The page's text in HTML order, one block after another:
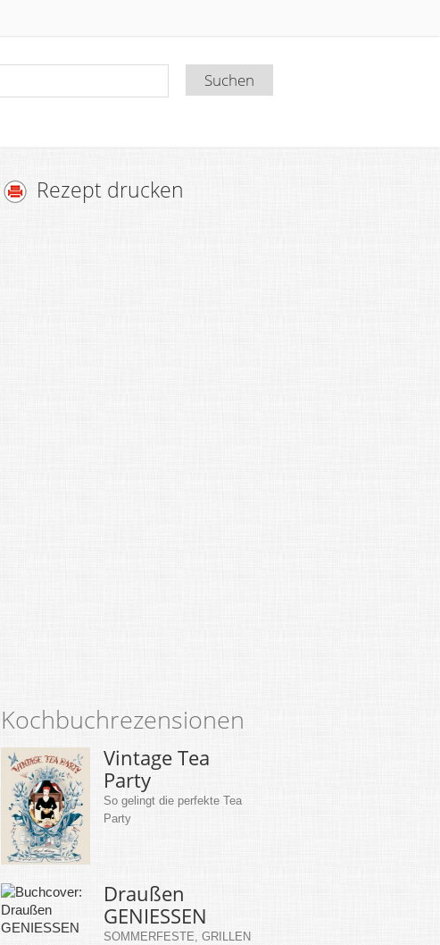
Rezept drucken
Kochbuchrezensionen
Vintage Tea
Party
So gelingt die perfekte Tea
Party
Draußen
GENIESSEN
SOMMERFESTE, GRILLEN